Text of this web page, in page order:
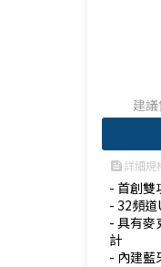
建
feed詳細規
- 首創雙
- 32頻
- 具有麥
計
- 內建藍